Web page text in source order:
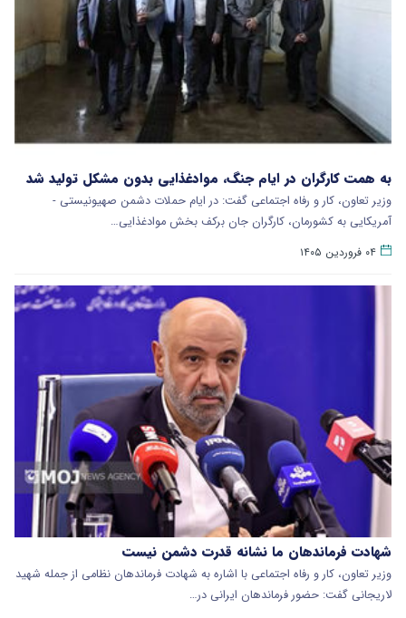
به همت کارگران در ایام جنگ، موادغذایی بدون مشکل تولید شد
وزیر تعاون، کار و رفاه اجتماعی گفت: در ایام حملات دشمن صهیونیستی -
آمریکایی به کشورمان، کارگران جان برکف بخش موادغذایی…
۰۴ فروردین ۱۴۰۵
شهادت فرماندهان ما نشانه قدرت دشمن نیست
وزیر تعاون، کار و رفاه اجتماعی با اشاره به شهادت فرماندهان نظامی از جمله شهید
لاریجانی گفت: حضور فرماندهان ایرانی در…